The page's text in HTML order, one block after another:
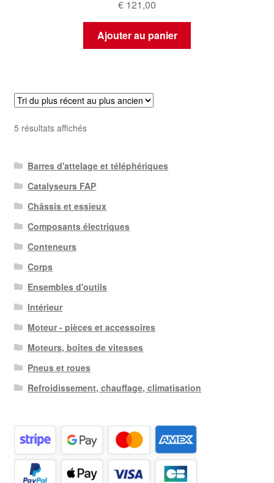
€ 121,00
Ajouter au panier
5 résultats affichésTrié
récent
au
plus
ancien
Barres d'attelage et téléphériques
Catalyseurs FAP
Châssis et essieux
Composants électriques
Conteneurs
Corps
Ensembles d'outils
Intérieur
Moteur - pièces et accessoires
Moteurs, boîtes de vitesses
Pneus et roues
Refroidissement, chauffage, climatisation